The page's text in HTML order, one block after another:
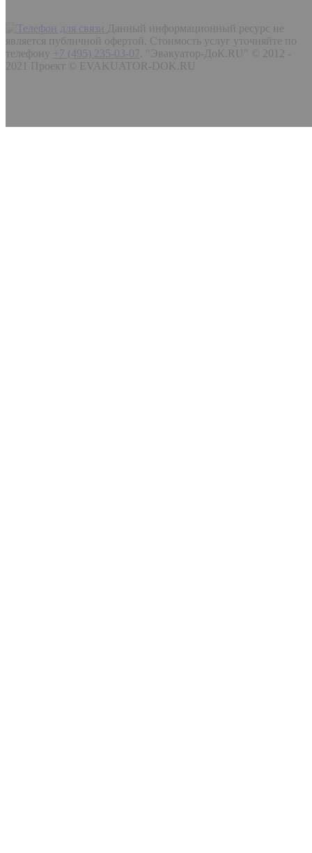
Данный информационный ресурс не
является публичной офертой. Стоимость услуг уточняйте по
телефону
+7 (495) 235-03-07 "Эвакуатор-ДоК.RU" © 2012 -
2021 Проект © EVAKUATOR-DOK.RU